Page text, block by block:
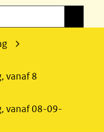
vanaf 8
vanaf 08-09-